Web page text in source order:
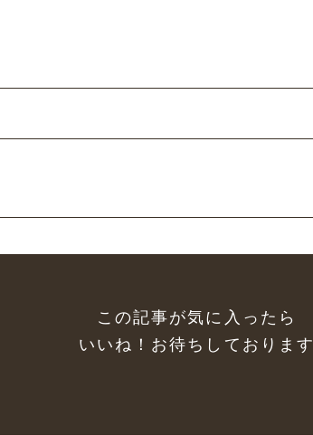
この記事が気に入ったら
いいね！お待ちしております